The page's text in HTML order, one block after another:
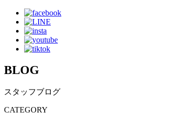
BLOG
スタッフブログ
CATEGORY